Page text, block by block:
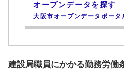
オープンデータを探す
大阪市オープンデータポータ
建設局職員にかかる勤務労働